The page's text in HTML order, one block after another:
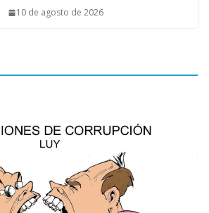
10 de agosto de 2026